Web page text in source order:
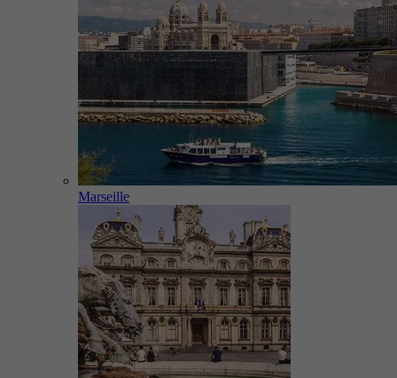
Marseille